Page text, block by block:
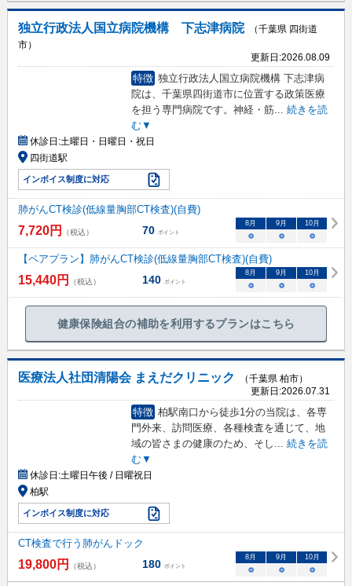
独立行政法人国立病院機構 下志津病院
（千葉県 四街道
市）
更新日:2026.08.09
特徴 独立行政法人国立病院機構 下志津病
院は、千葉県四街道市に位置する政策医療
を担う専門病院です。神経・筋... 続きを読
む▼
休診日:土曜日・日曜日・祝日
四街道駅
インボイス制度に対応
肺がんCT検診(低線量胸部CT検査)(自費)
7,720円 （税込） 70 ポイント
8月 9月 10月
○ ○ ○
【ペアプラン】肺がんCT検診(低線量胸部CT検査)(自費)
15,440円 （税込） 140 ポイント
8月 9月 10月
○ ○ ○
健康保険組合の補助を利用するプランはこちら
医療法人社団清陽会 まえだクリニック
（千葉県 柏市）
更新日:2026.07.31
特徴 柏駅南口から徒歩1分の当院は、各専
門外来、訪問医療、各種検査を通じて、地
域の皆さまの健康のため、そし ... 続きを読
む▼
休診日:土曜日午後 / 日曜祝日
柏駅
インボイス制度に対応
CT検査で行う肺がんドック
19,800円 （税込） 180 ポイント
8月 9月 10月
○ ○ ○